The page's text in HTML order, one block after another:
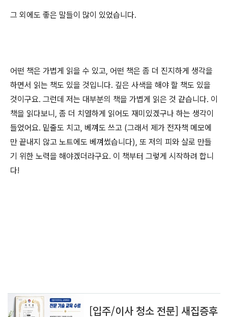
그 외에도 좋은 말들이 많이 있었습니다.
어떤 책은 가볍게 읽을 수 있고, 어떤 책은 좀 더 진지하게 생각을
하면서 읽는 책도 있을 것입니다. 깊은 사색을 해야 할 책도 있을
것이구요. 그런데 저는 대부분의 책을 가볍게 읽은 것 같습니다. 이
책을 읽다보니, 좀 더 치열하게 읽어도 재미있겠구나 하는 생각이
들었어요. 밑줄도 치고, 베껴도 쓰고 (그래서 제가 전자책 메모에
만 끝내지 않고 노트에도 베껴썼습니다), 또 저의 피와 살로 만들
기 위한 노력을 해야겠더라구요. 이 책부터 그렇게 시작하려 합니
다!